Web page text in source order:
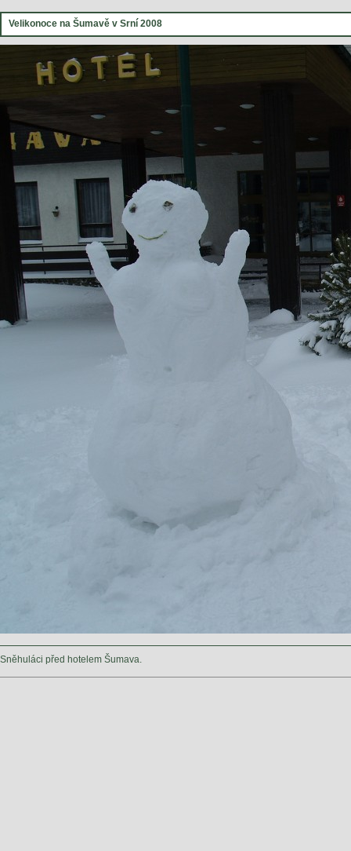
Velikonoce na Šumavě v Srní 2008
Sněhuláci před hotelem Šumava.